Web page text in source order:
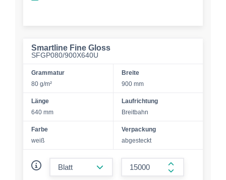
Smartline Fine Gloss
SFGP080/900X640U
Grammatur
80 g/m²
Breite
900 mm
Länge
640 mm
Laufrichtung
Breitbahn
Farbe
weiß
Verpackung
abgesteckt
form.increase-